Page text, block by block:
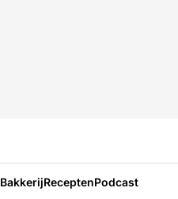
BakkerijReceptenPodcast